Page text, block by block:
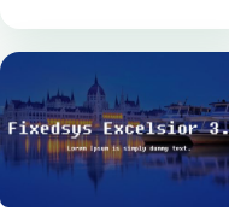
hạng4.85
sao